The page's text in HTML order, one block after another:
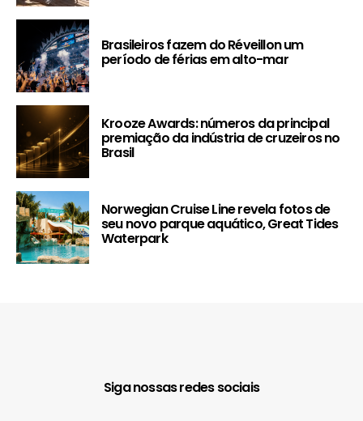
Brasileiros fazem do Réveillon um
período de férias em alto-mar
Krooze Awards: números da principal
premiação da indústria de cruzeiros no
Brasil
Norwegian Cruise Line revela fotos de
seu novo parque aquático, Great Tides
Waterpark
Siga nossas redes sociais